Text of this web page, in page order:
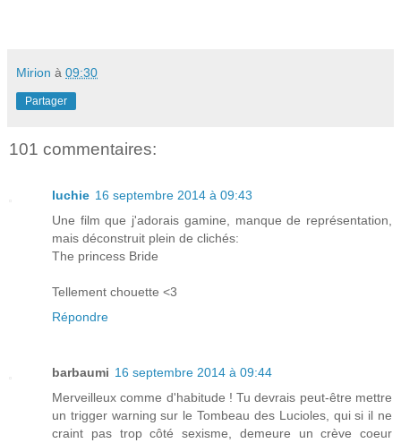
Mirion à 09:30
Partager
101 commentaires:
luchie 16 septembre 2014 à 09:43
Une film que j'adorais gamine, manque de représentation,
mais déconstruit plein de clichés:
The princess Bride
Tellement chouette <3
Répondre
barbaumi 16 septembre 2014 à 09:44
Merveilleux comme d'habitude ! Tu devrais peut-être mettre
un trigger warning sur le Tombeau des Lucioles, qui si il ne
craint pas trop côté sexisme, demeure un crève coeur